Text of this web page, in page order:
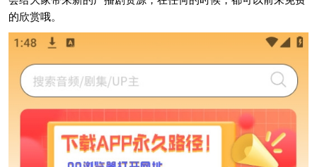
的欣赏哦。